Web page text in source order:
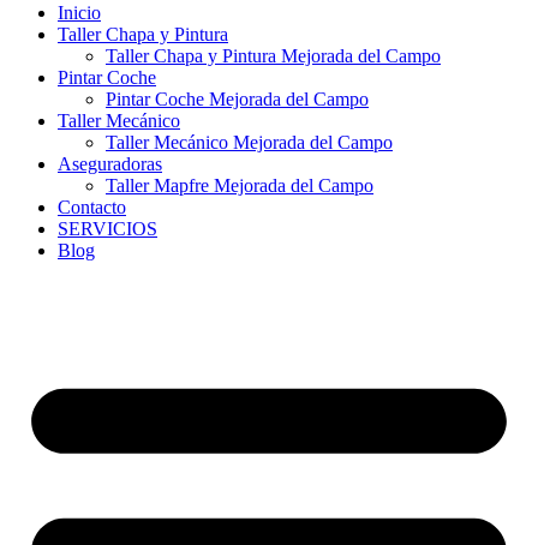
Inicio
Taller Chapa y Pintura
Taller Chapa y Pintura Mejorada del Campo
Pintar Coche
Pintar Coche Mejorada del Campo
Taller Mecánico
Taller Mecánico Mejorada del Campo
Aseguradoras
Taller Mapfre Mejorada del Campo
Contacto
SERVICIOS
Blog